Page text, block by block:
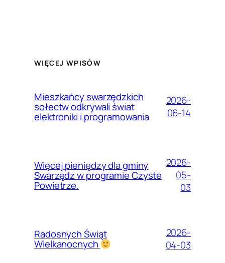
WIĘCEJ WPISÓW
Mieszkańcy swarzędzkich
sołectw odkrywali świat
elektroniki i programowania
2026-
06-14
Więcej pieniędzy dla gminy
Swarzędz w programie Czyste
Powietrze.
2026-
05-
03
Radosnych Świąt
Wielkanocnych
2026-
04-03